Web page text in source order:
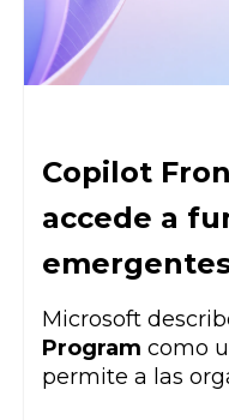
Copilot
accede a
Microsoft
Program como
permite a las